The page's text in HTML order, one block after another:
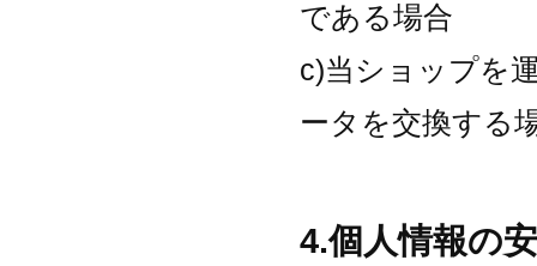
である場合
c)当ショップを
ータを交換する
4.個人情報の